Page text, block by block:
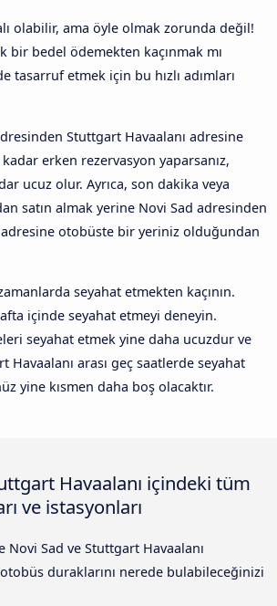
olabilir, ama öyle olmak zorunda değil!
bir bedel ödemekten kaçınmak mı
tasarruf etmek için bu hızlı adımları
Stuttgart Havaalanı adresine
erken rezervasyon yaparsanız,
ucuz olur. Ayrıca, son dakika veya
satın almak yerine Novi Sad adresinden
adresine otobüste bir yeriniz olduğundan
seyahat etmekten kaçının.
içinde seyahat etmeyi deneyin.
seyahat etmek yine daha ucuzdur ve
Havaalanı arası geç saatlerde seyahat
yine kısmen daha boş olacaktır.
Havaalanı içindeki tüm
ve istasyonları
Novi Sad ve Stuttgart Havaalanı
duraklarını nerede bulabileceğinizi